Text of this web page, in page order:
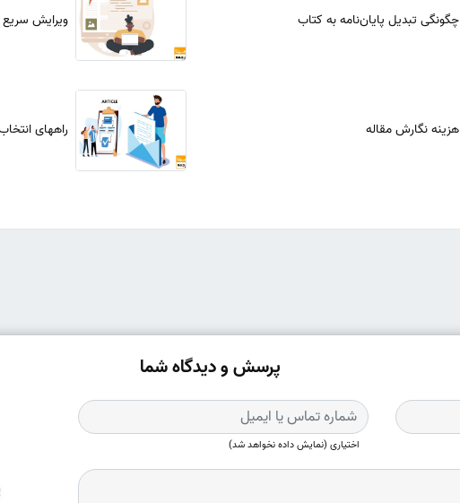
چگونگی تبدیل پایان‌نامه به کتاب ویرایش
هزینه نگارش مقاله راههای
پرسش و دیدگاه شما
اختیاری (نمایش داده نخواهد شد)